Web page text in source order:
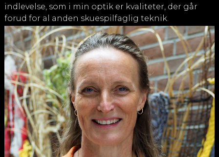
indlevelse, som i min optik er kvaliteter, der går
forud for al anden skuespilfaglig teknik.